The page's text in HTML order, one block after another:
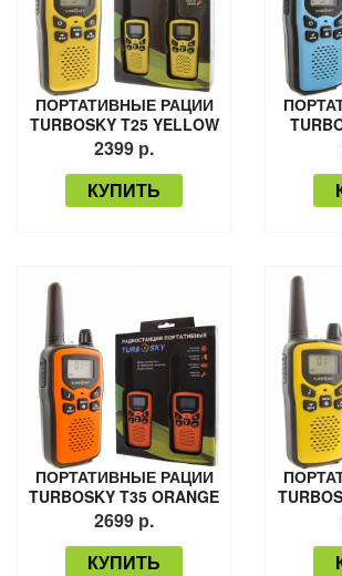
ПОРТАТИВНЫЕ РАЦИИ
TURBOSKY T25 YELLOW
2399 р.
КУПИТЬ
ПОРТАТИВНЫЕ РАЦИИ
TURBOSKY T35 ORANGE
2699 р.
КУПИТЬ